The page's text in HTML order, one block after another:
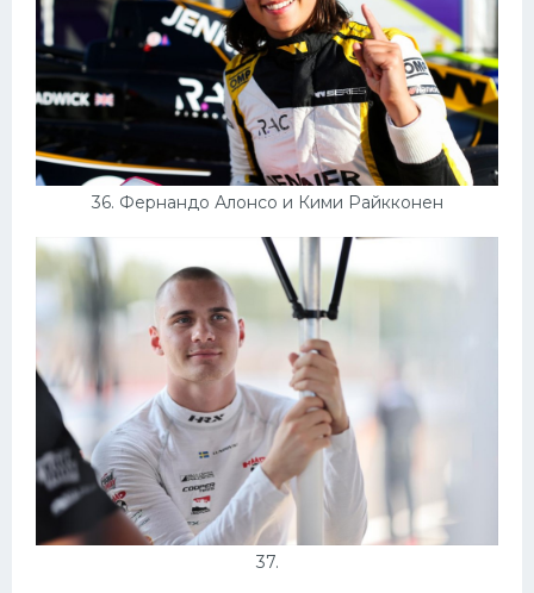
36. Фернандо Алонсо и Кими Райкконен
37.